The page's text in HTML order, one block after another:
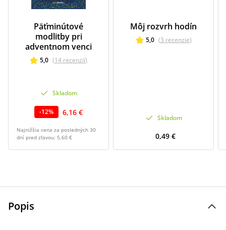
Päťminútové
modlitby pri
adventnom venci
5,0 (14 recenzií)
Skladom
-12% 6,16 €
Najnižšia cena za posledných 30
dní pred zľavou: 5,60 €
Môj rozvrh hodín
5,0 (3 recenzie)
Skladom
0,49 €
Popis